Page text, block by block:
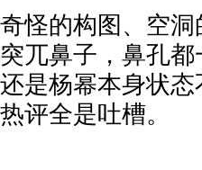
奇怪的构图、空
突兀鼻子，鼻孔
还是杨幂本身状
热评全是吐槽。